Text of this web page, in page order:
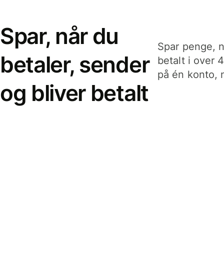
Spar, når du
betaler, sender
og bliver betalt
Spar penge,
betalt i over
på én konto,